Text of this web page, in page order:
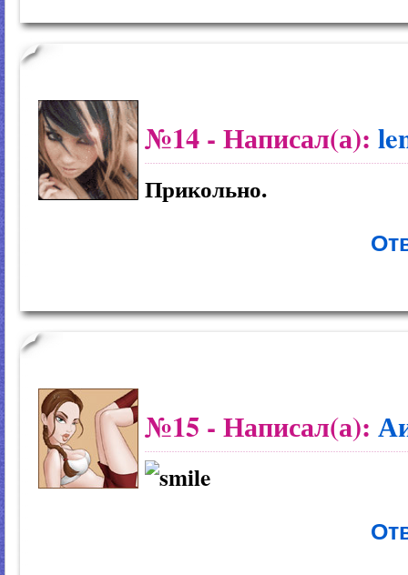
№14 - Написал(а):
Прикольно.
№15 - Написал(а):